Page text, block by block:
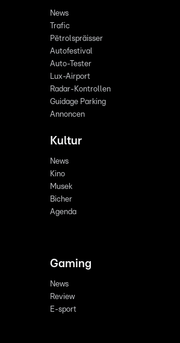
News
Trafic
Pëtrolspräisser
Autofestival
Auto-Tester
Lux-Airport
Radar-Kontrollen
Guidage Parking
Annoncen
Kultur
News
Kino
Musek
Bicher
Agenda
Gaming
News
Review
E-sport